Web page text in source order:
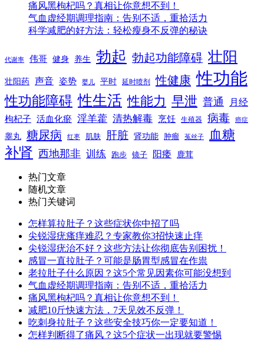
痛风黑枸杞吗？真相让你意想不到！
气血虚经期调理指南：告别不适，重拾活力
科学减肥的好方法：轻松瘦身不反弹的秘诀
代谢率 伟哥 健身 养生 勃起 勃起功能障碍 壮阳
壮阳药 声音 姿势 婴儿 平时 延时喷剂 性健康 性功能
性功能障碍 性生活 性能力 早泄 普通 月经
枸杞子 活血化瘀 淫羊藿 清热解毒 烹饪 生殖器 病毒 癌症
睾丸 糖尿病 红枣 肌肤 肝脏 肾功能 肿瘤 菟丝子 血糖
补肾 西地那非 训练 跑步 镜子 阳痿 鹿茸
热门文章
随机文章
热门关键词
怎样算拉肚子？这些症状你中招了吗
尖锐湿疣瘙痒难忍？专家教你3招快速止痒
尖锐湿疣治不好？这些方法让你彻底告别困扰！
感冒一直拉肚子？可能是肠胃型感冒在作祟
老拉肚子什么原因？这5个常见因素你可能没想到
气血虚经期调理指南：告别不适，重拾活力
痛风黑枸杞吗？真相让你意想不到！
减肥10斤快速方法，7天见效不反弹！
吃刺身拉肚子？这些安全技巧你一定要知道！
怎样判断得了痛风？这5个症状一出现就要警惕